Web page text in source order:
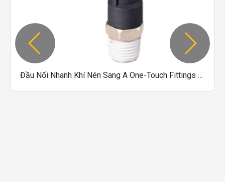
Đầu Nối Nhanh Khí Nén Sang A One-Touch Fittings Dòng PL45